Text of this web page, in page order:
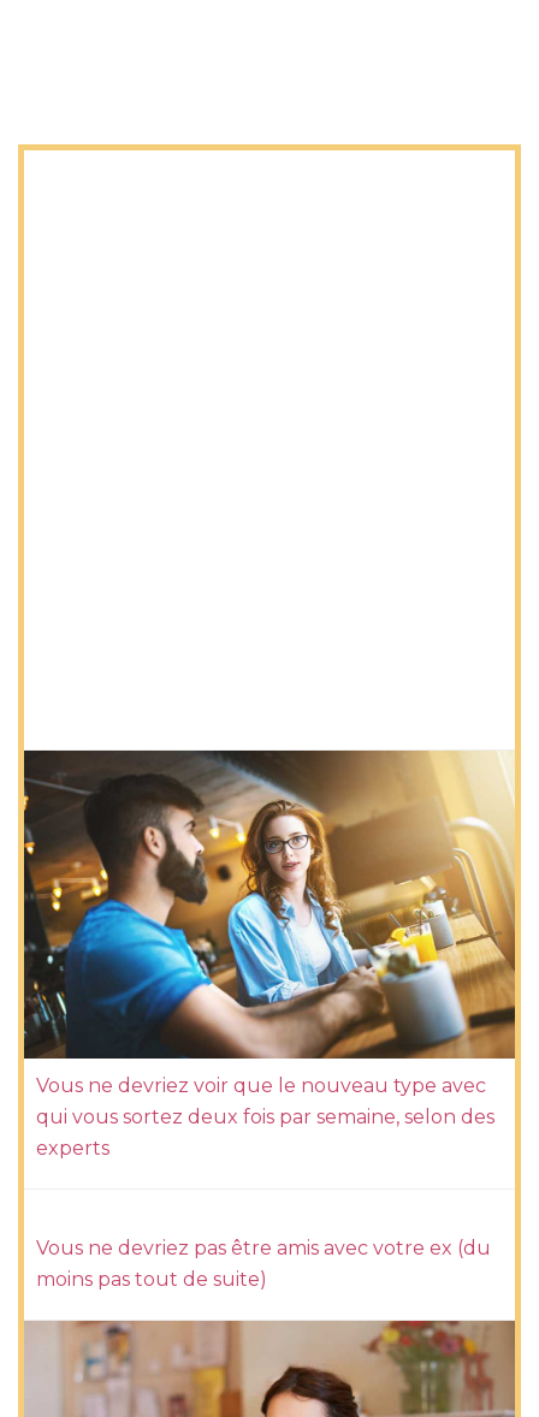
Vous ne devriez voir que le nouveau type avec
qui vous sortez deux fois par semaine, selon des
experts
Vous ne devriez pas être amis avec votre ex (du
moins pas tout de suite)